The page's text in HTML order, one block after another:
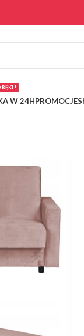
W 24H
RĘKI !
PROMOCJE